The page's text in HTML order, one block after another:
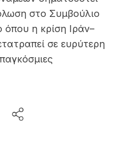
στο Συμβούλιο
όπου η κρίση Ιράν–
σε ευρύτερη